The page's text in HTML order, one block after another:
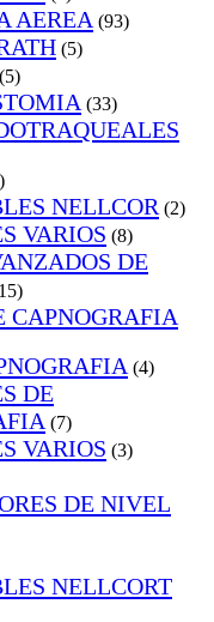
AEREA (93)
(5)
(5)
(33)
NELLCOR (2)
VARIOS (8)
DE
CAPNOGRAFIA
(4)
DE
(7)
VARIOS (3)
DE NIVEL
NELLCORT